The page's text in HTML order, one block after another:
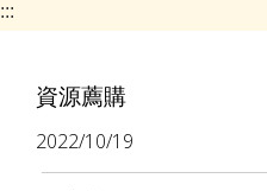
:::
資源薦購
2022/10/19